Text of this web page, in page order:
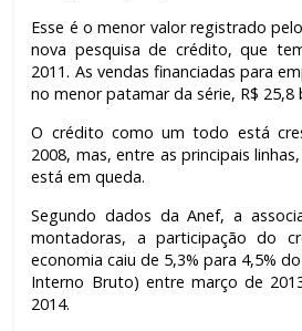
Esse é o menor valor registrado
nova pesquisa de crédito, que
2011. As vendas financiadas para
no menor patamar da série, R$ 25,8
O crédito como um todo está
2008, mas, entre as principais
está em queda.
Segundo dados da Anef, a
montadoras, a participação do
economia caiu de 5,3% para 4,5%
Interno Bruto) entre março de
2014.